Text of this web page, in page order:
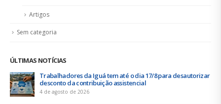
Artigos
Sem categoria
ÚLTIMAS NOTÍCIAS
Duas chapas inscritas para a eleição do SINDISAN; pleito
acontece de 21 a 24 de julho
19 de junho de 2026